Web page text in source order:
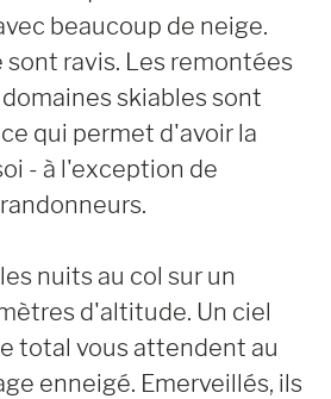
beaucoup de neige.
sont ravis. Les remontées
skiables sont
qui permet d'avoir la
- à l'exception de
nuits au col sur un
d'altitude. Un ciel
total vous attendent au
enneigé. Emerveillés, ils